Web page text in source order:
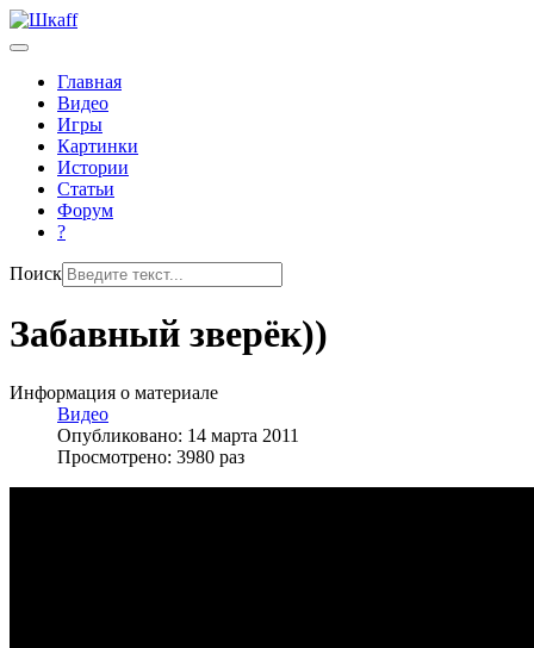
Главная
Видео
Игры
Картинки
Истории
Статьи
Форум
?
Поиск
Забавный зверёк))
Информация о материале
Видео
Опубликовано: 14 марта 2011
Просмотрено: 3980 раз